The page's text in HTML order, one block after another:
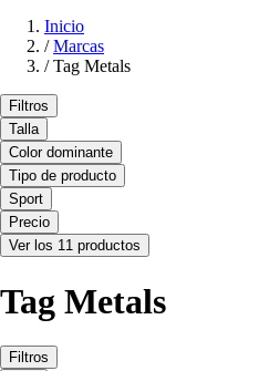
Inicio
/ Marcas
/ Tag Metals
Filtros
Talla
Color dominante
Tipo de producto
Sport
Precio
Ver los 11 productos
Tag Metals
Filtros